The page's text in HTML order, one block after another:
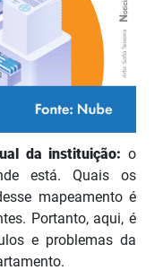
da instituição: o
está. Quais os
mapeamento é
Portanto, aqui, é
e problemas da